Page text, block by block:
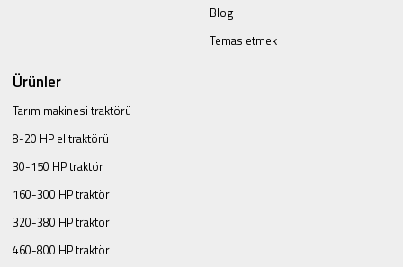
Blog
Temas etmek
Ürünler
Tarım makinesi traktörü
8-20 HP el traktörü
30-150 HP traktör
160-300 HP traktör
320-380 HP traktör
460-800 HP traktör